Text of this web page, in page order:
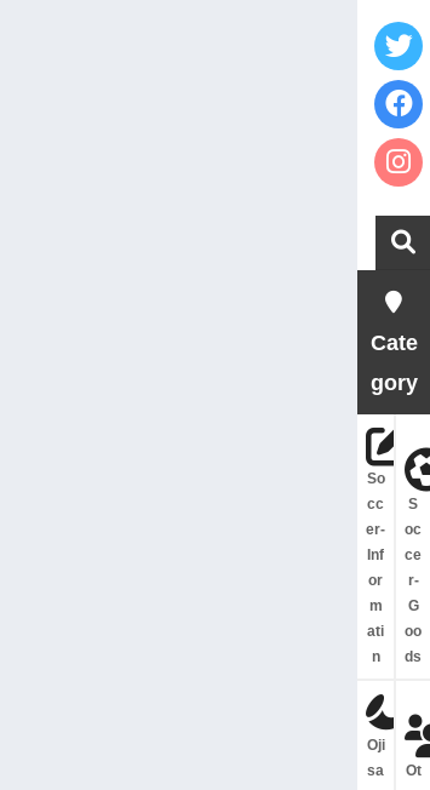
Cate
gory
So
cc
er-
Inf
or
m
ati
n
S
oc
ce
r-
G
oo
ds
Oji
sa
Ot